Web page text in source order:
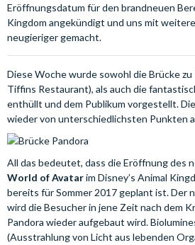
Eröffnungsdatum für den brandneuen
Kingdom angekündigt und uns mit
neugieriger gemacht.
Diese Woche wurde sowohl die Brücke
Tiffins Restaurant), als auch die
enthüllt und dem Publikum vorgestellt.
wieder von unterschiedlichsten Punkten
All das bedeutet, dass die Eröffnung des
World of Avatarim Disney’s Animal
bereits für Sommer 2017 geplant ist. Der
wird die Besucher in jene Zeit nach dem
Pandora wieder aufgebaut wird.
(Ausstrahlung von Licht aus lebenden